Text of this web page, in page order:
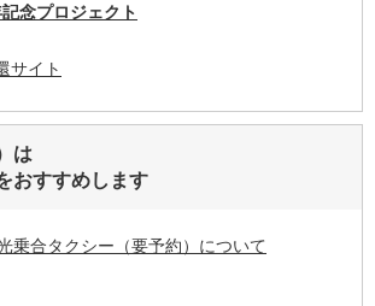
念プロジェクト
サイト
は
おすすめします
乗合タクシー（要予約）について